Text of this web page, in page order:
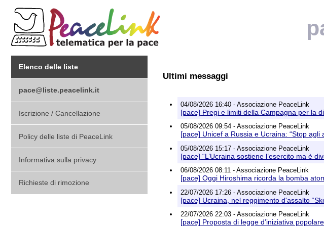
Elenco delle liste
pace@liste.peacelink.it
Iscrizione / Cancellazione
Policy delle liste di PeaceLink
Informativa sulla privacy
Richieste di rimozione
Ultimi messaggi
04/08/2026 16:40 - Associazione PeaceLink
[pace] Pregi e limiti della Campagna per la
05/08/2026 09:54 - Associazione PeaceLink
[pace] Unicef a Russia e Ucraina: “Stop agli
05/08/2026 15:17 - Associazione PeaceLink
[pace] “L’Ucraina sostiene l’esercito ma è
06/08/2026 08:11 - Associazione PeaceLink
[pace] Oggi Hiroshima ricorda la bomba
22/07/2026 17:26 - Associazione PeaceLink
[pace] Ucraina, nel reggimento d'assalto
22/07/2026 22:03 - Associazione PeaceLink
[pace] Proposta di legge d’iniziativa